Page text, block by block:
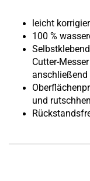
leicht
100 %
Cutter-
anschließend
und